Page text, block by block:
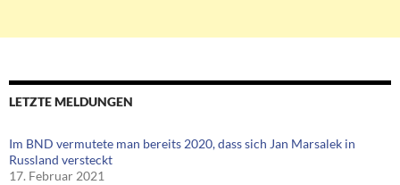
LETZTE MELDUNGEN
Im BND vermutete man bereits 2020, dass sich Jan Marsalek in
Russland versteckt
17. Februar 2021